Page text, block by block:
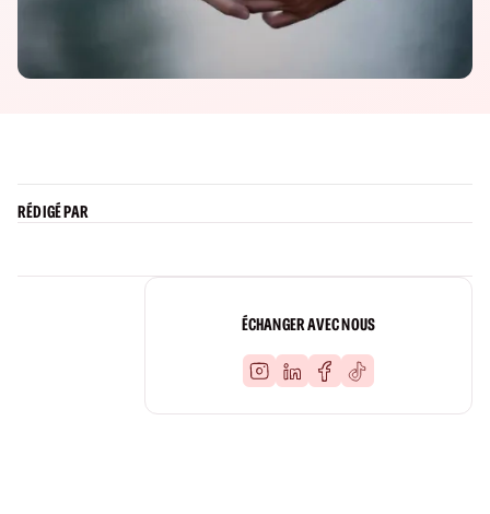
ÉCHANGER AVEC NOUS
RÉDIGÉ PAR